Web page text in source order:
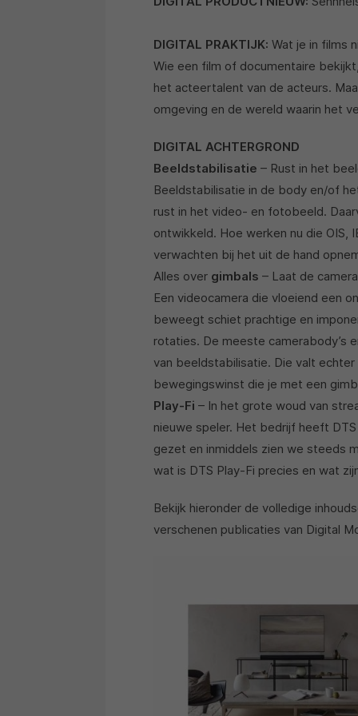
DIGITAL PRAKTIJK: Wat je in films
Wie een film of documentaire
het acteertalent van de acteurs.
omgeving en de wereld waarin het
DIGITAL ACHTERGROND
Beeldstabilisatie – Rust in het
Beeldstabilisatie in de body en/of
rust in het video- en fotobeeld.
ontwikkeld. Hoe werken nu die OIS,
verwachten bij het uit de hand
Alles over gimbals – Laat de
Een videocamera die vloeiend een
beweegt schiet prachtige en
rotaties. De meeste camerabody’s
van beeldstabilisatie. Die valt
bewegingswinst die je met een
Play-Fi – In het grote woud van
nieuwe speler. Het bedrijf heeft
gezet en inmiddels zien we steeds
wat is DTS Play-Fi precies en wat
Bekijk hieronder de volledige
verschenen publicaties van Digital